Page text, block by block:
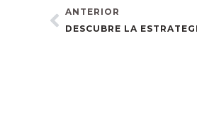
ANTERIOR